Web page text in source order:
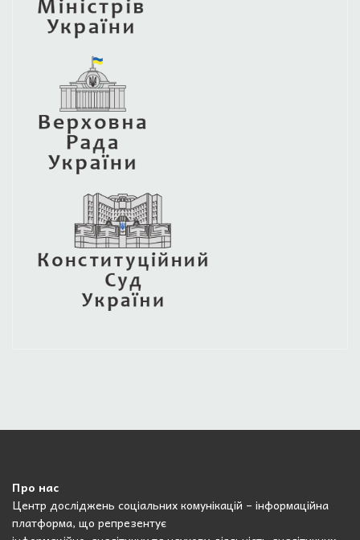
Про нас
Центр досліджень соціальних комунікацій – інформаційна
платформа, що репрезентує